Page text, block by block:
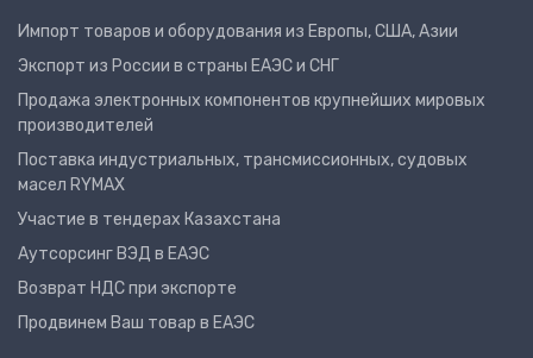
Импорт товаров и оборудования из Европы, США, Азии
Экспорт из России в страны ЕАЭС и СНГ
Продажа электронных компонентов крупнейших мировых
производителей
Поставка индустриальных, трансмиссионных, судовых
масел RYMAX
Участие в тендерах Казахстана
Аутсорсинг ВЭД в ЕАЭС
Возврат НДС при экспорте
Продвинем Ваш товар в ЕАЭС